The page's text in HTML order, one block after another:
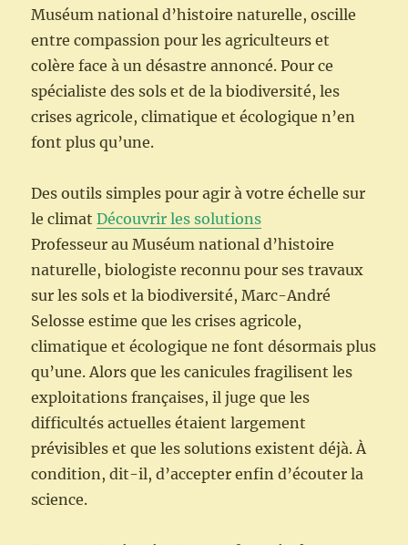
Muséum national d’histoire naturelle, oscille
entre compassion pour les agriculteurs et
colère face à un désastre annoncé. Pour ce
spécialiste des sols et de la biodiversité, les
crises agricole, climatique et écologique n’en
font plus qu’une.
Des outils simples pour agir à votre échelle sur
le climatDécouvrir les solutions
Professeur au Muséum national d’histoire
naturelle, biologiste reconnu pour ses travaux
sur les sols et la biodiversité, Marc-André
Selosse estime que les crises agricole,
climatique et écologique ne font désormais plus
qu’une. Alors que les canicules fragilisent les
exploitations françaises, il juge que les
difficultés actuelles étaient largement
prévisibles et que les solutions existent déjà. À
condition, dit-il, d’accepter enfin d’écouter la
science.